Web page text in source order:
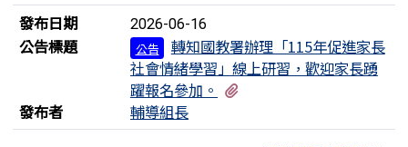
發布日期
2026-06-16
公告標題 公告
轉知國教署辦理「115年促進家長
社會情緒學習」線上研習，歡迎家長踴
躍報名參加。
發布者
輔導組長